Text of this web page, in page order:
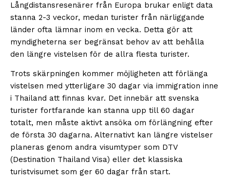
Långdistansresenärer från Europa brukar enligt data
stanna 2-3 veckor, medan turister från närliggande
länder ofta lämnar inom en vecka. Detta gör att
myndigheterna ser begränsat behov av att behålla
den längre vistelsen för de allra flesta turister.
Trots skärpningen kommer möjligheten att förlänga
vistelsen med ytterligare 30 dagar via immigration inne
i Thailand att finnas kvar. Det innebär att svenska
turister fortfarande kan stanna upp till 60 dagar
totalt, men måste aktivt ansöka om förlängning efter
de första 30 dagarna. Alternativt kan längre vistelser
planeras genom andra visumtyper som DTV
(Destination Thailand Visa) eller det klassiska
turistvisumet som ger 60 dagar från start.